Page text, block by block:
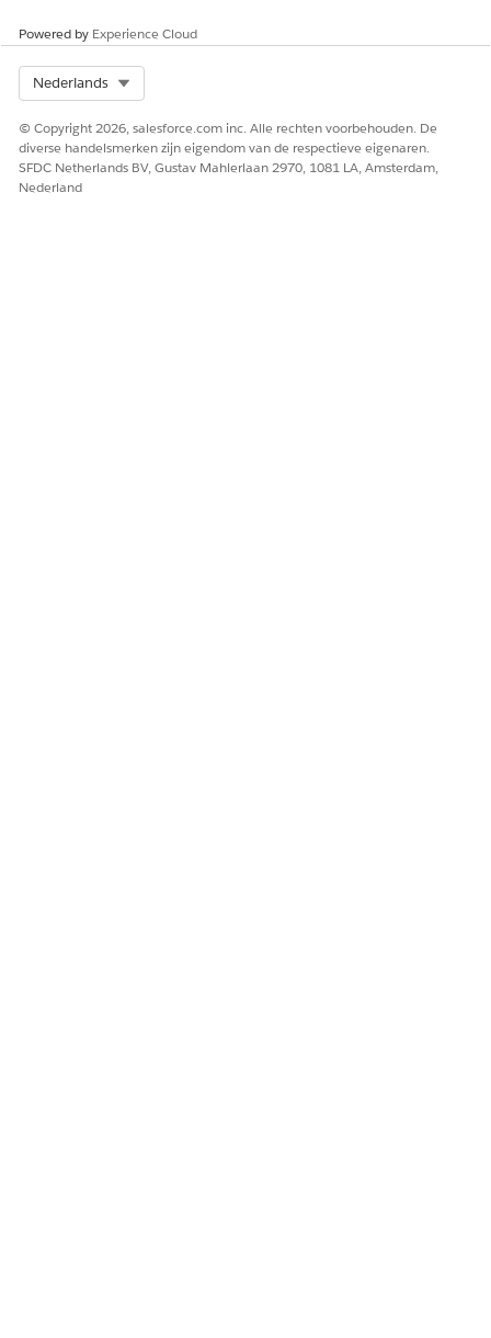
Laat ons weten wat we kunnen doen om te verbeteren!
Powered by Experience Cloud
Nederlands
© Copyright 2026, salesforce.com inc. Alle rechten voorbehouden. De
diverse handelsmerken zijn eigendom van de respectieve eigenaren.
SFDC Netherlands BV, Gustav Mahlerlaan 2970, 1081 LA, Amsterdam,
Nederland